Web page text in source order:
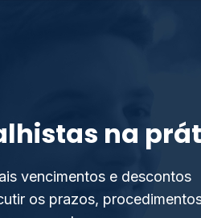
na
vencimentos e descontos
os prazos,